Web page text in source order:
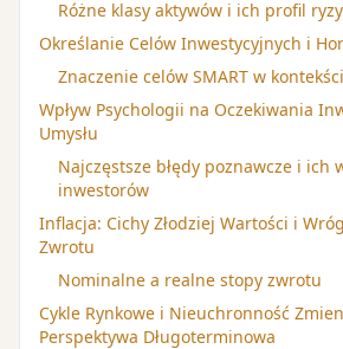
Różne klasy aktywów i ich profil
Określanie Celów Inwestycyjnych i
Znaczenie celów SMART w
Wpływ Psychologii na Oczekiwania
Umysłu
Najczęstsze błędy poznawcze i ich
inwestorów
Inflacja: Cichy Złodziej Wartości i
Zwrotu
Nominalne a realne stopy zwrotu
Cykle Rynkowe i Nieuchronność
Perspektywa Długoterminowa